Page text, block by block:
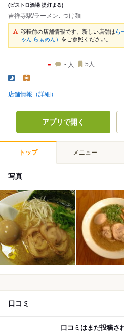
(ビストロ酒場 提灯まる)
吉祥寺駅/ラーメン､ つけ麺
移転前の店舗情報です。新しい店舗は ら
ゃん らぁめん） をご参照ください。
- - 人 5 人
- -
店舗情報（詳細）
アプリで開く
トップ メニュー
写真
口コミ
口コミはまだ投稿さ